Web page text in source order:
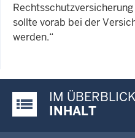
sollte vorab bei der
werden.“
Justiz-Portal im
IM ÜBERBLICK
INHALT